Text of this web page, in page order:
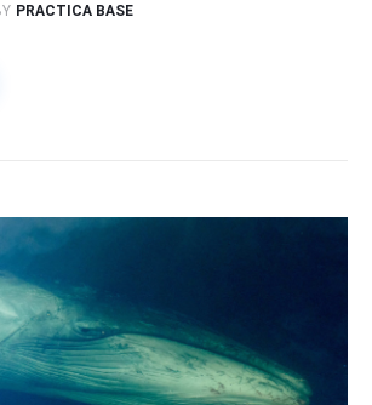
PRACTICA BASE